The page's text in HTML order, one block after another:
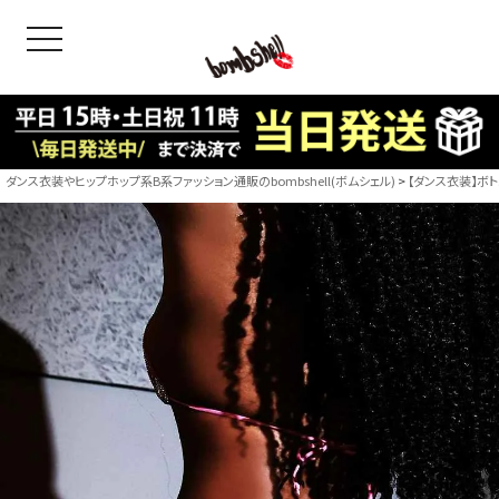
toggle navigation
B/bomb
ダンス衣装やヒップホップ系B系ファッション通販のbombshell(ボムシェル) 【ダンス衣装】ボ